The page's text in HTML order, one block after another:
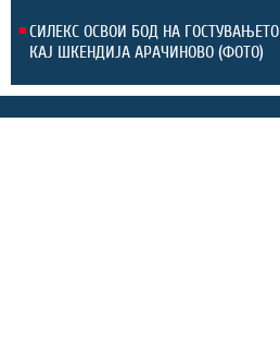
СИЛЕКС ОСВОИ БОД НА ГОСТУВАЊЕТО
КАЈ ШКЕНДИЈА АРАЧИНОВО (ФОТО)